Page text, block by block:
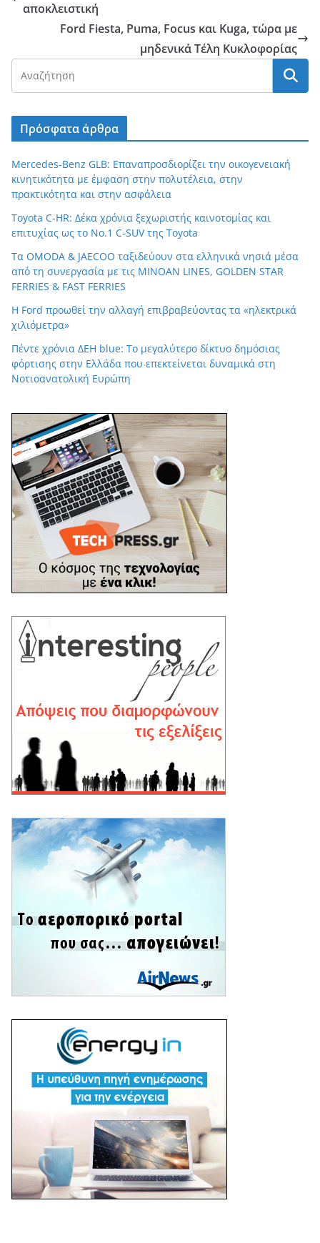
αποκλειστική
Ford Fiesta, Puma, Focus και Kuga, τώρα με
μηδενικά Τέλη Κυκλοφορίας
Πρόσφατα άρθρα
Mercedes-Benz GLB: Επαναπροσδιορίζει την οικογενειακή
κινητικότητα με έμφαση στην πολυτέλεια, στην
πρακτικότητα και στην ασφάλεια
Toyota C-HR: Δέκα χρόνια ξεχωριστής καινοτομίας και
επιτυχίας ως το Νο.1 C-SUV της Toyota
Τα OMODA & JAECOO ταξιδεύουν στα ελληνικά νησιά μέσα
από τη συνεργασία με τις MINOAN LINES, GOLDEN STAR
FERRIES & FAST FERRIES
Η Ford προωθεί την αλλαγή επιβραβεύοντας τα «ηλεκτρικά
χιλιόμετρα»
Πέντε χρόνια ΔΕΗ blue: Το μεγαλύτερο δίκτυο δημόσιας
φόρτισης στην Ελλάδα που επεκτείνεται δυναμικά στη
Νοτιοανατολική Ευρώπη